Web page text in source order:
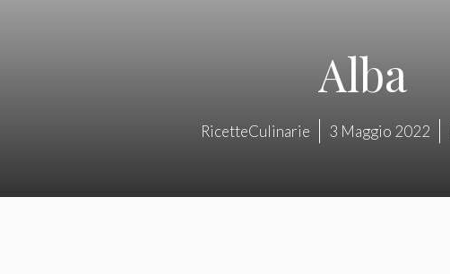
Alba
RicetteCulinarie 3 Maggio 2022